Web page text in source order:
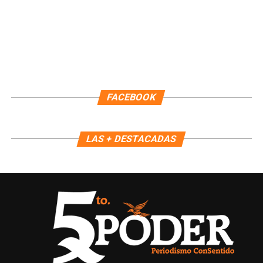
Únete al canal oficial de WhatsApp de
en tu teléfono.
Unirme al canal de WhatsApp
FACEBOOK
LAS + DESTACADAS